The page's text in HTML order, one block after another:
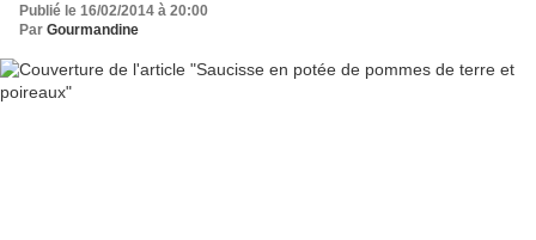
Publié le 16/02/2014 à 20:00
Par Gourmandine